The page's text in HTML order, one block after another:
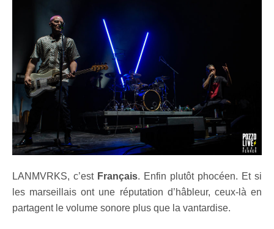
LANMVRKS, c’est Français. Enfin plutôt phocéen. Et si
les marseillais ont une réputation d’hâbleur, ceux-là en
partagent le volume sonore plus que la vantardise.